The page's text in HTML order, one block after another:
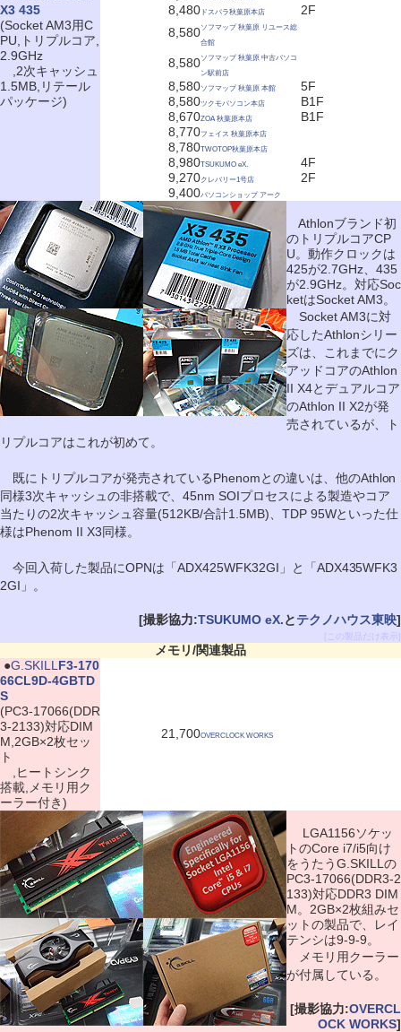
X3 435
(Socket AM3用C
PU,トリプルコア,
2.9GHz
,2次キャッシュ
1.5MB,リテール
パッケージ)
8,480 ドスパラ秋葉原本店
2F
8,580ソフマップ 秋葉原 リユース総
合館
8,580ソフマップ 秋葉原 中古パソコ
ン駅前店
8,580ソフマップ 秋葉原 本館
5F
8,580ツクモパソコン本店
B1F
8,670ZOA 秋葉原本店
B1F
8,770フェイス 秋葉原本店
8,780TWOTOP秋葉原本店
8,980TSUKUMO eX.
4F
9,270クレバリー1号店
2F
9,400パソコンショップ アーク
Athlonブランド初
のトリプルコアCP
U。動作クロックは
425が2.7GHz、435
が2.9GHz。対応Soc
ketはSocket AM3。
Socket AM3に対
応したAthlonシリー
ズは、これまでにク
アッドコアのAthlon
II X4とデュアルコア
のAthlon II X2が発
売されているが、ト
リプルコアはこれが初めて。
既にトリプルコアが発売されているPhenomとの違いは、他のAthlon
同様3次キャッシュの非搭載で、45nm SOIプロセスによる製造やコア
当たりの2次キャッシュ容量(512KB/合計1.5MB)、TDP 95Wといった仕
様はPhenom II X3同様。
今回入荷した製品にOPNは「ADX425WFK32GI」と「ADX435WFK3
2GI」。
[撮影協力:TSUKUMO eX.とテクノハウス東映]
[この製品だけ表示]
メモリ/関連製品
●G.SKILL F3-170
66CL9D-4GBTD
S
(PC3-17066(DDR
3-2133)対応DIM
M,2GB×2枚セッ
ト
,ヒートシンク
搭載,メモリ用ク
ーラー付き)
21,700OVERCLOCK WORKS
LGA1156ソケッ
トのCore i7/i5向け
をうたうG.SKILLの
PC3-17066(DDR3-2
133)対応DDR3 DIM
M。2GB×2枚組みセ
ットの製品で、レイ
テンシは9-9-9。
メモリ用クーラー
が付属している。
[撮影協力:OVERCL
OCK WORKS]